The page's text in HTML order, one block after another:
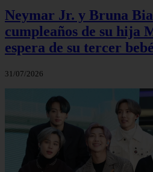
Neymar Jr. y Bruna
cumpleaños de su hija
espera de su tercer bebé
31/07/2026